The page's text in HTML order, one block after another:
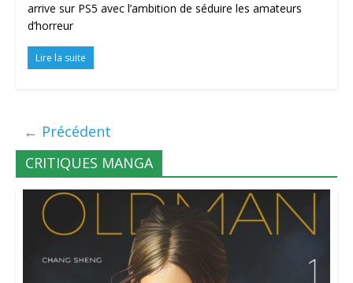
arrive sur PS5 avec l’ambition de séduire les amateurs
d’horreur
Lire la suite
← Précédent
CRITIQUES MANGA